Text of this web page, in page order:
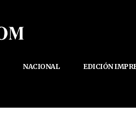
NACIONAL EDICIÓN